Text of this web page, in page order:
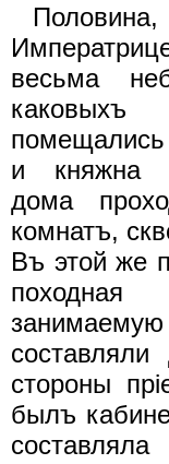
весьма
и княжна
дома
комнатъ,
Въ этой же
походная
стороны
былъ